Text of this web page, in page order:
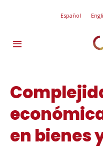
Español
en bienes